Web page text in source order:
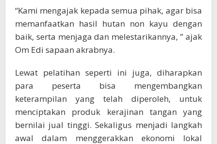
“Kami mengajak kepada semua pihak, agar bisa
memanfaatkan hasil hutan non kayu dengan
baik, serta menjaga dan melestarikannya, ” ajak
Om Edi sapaan akrabnya.
Lewat pelatihan seperti ini juga, diharapkan
para peserta bisa mengembangkan
keterampilan yang telah diperoleh, untuk
menciptakan produk kerajinan tangan yang
bernilai jual tinggi. Sekaligus menjadi langkah
awal dalam menggerakkan ekonomi lokal